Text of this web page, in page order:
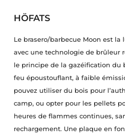
HÖFATS
Le brasero/barbecue Moon est la
avec une technologie de brûleur
le principe de la gazéification du
feu époustouflant, à faible
pouvez utiliser du bois pour
camp, ou opter pour les pellets
heures de flammes continues,
rechargement. Une plaque en